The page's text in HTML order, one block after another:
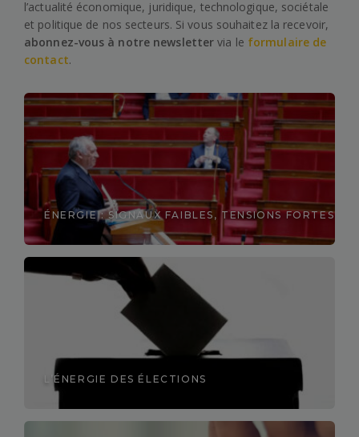
l’actualité économique, juridique, technologique, sociétale
et politique de nos secteurs. Si vous souhaitez la recevoir,
abonnez-vous à notre newsletter via le formulaire de
contact.
ÉNERGIE : SIGNAUX FAIBLES, TENSIONS FORTES
Découvrir
L’ÉNERGIE DES ÉLECTIONS